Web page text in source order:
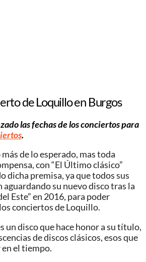
de Loquillo en Burgos
las fechas de los conciertos para
.
de lo esperado, mas toda
con “El Último clásico”
dicha premisa, ya que todos sus
su nuevo disco tras la
Este” en 2016, para poder
conciertos de Loquillo.
un disco que hace honor a su título,
de discos clásicos, esos que
el tiempo.